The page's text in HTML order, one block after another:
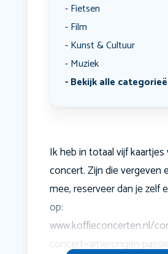
Fietsen
Film
Kunst & Cultuur
Muziek
Bekijk alle
Ik heb in totaal vijf
concert. Zijn die vergeven
mee, reserveer dan je zelf
op:
www.koffieconcerten.nl/
concert=amerongen-